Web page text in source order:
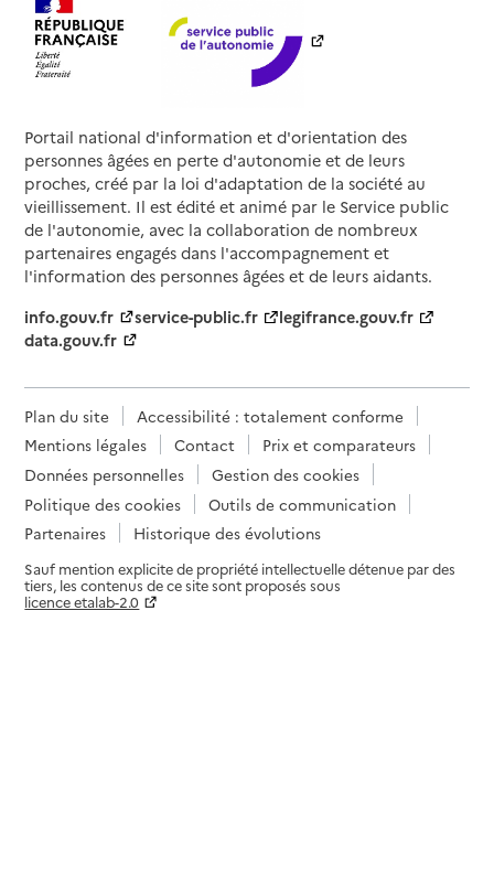
Portail national d'information et d'orientation des
personnes âgées en perte d'autonomie et de leurs
proches, créé par la loi d'adaptation de la société au
vieillissement. Il est édité et animé par le Service public
de l'autonomie, avec la collaboration de nombreux
partenaires engagés dans l'accompagnement et
l'information des personnes âgées et de leurs aidants.
info.gouv.fr
service-public.fr
legifrance.gouv.fr
data.gouv.fr
Plan du site
Accessibilité : totalement conforme
Mentions légales
Contact
Prix et comparateurs
Données personnelles
Gestion des cookies
Politique des cookies
Outils de communication
Partenaires
Historique des évolutions
Sauf mention explicite de propriété intellectuelle détenue par des
tiers, les contenus de ce site sont proposés sous
licence etalab-2.0